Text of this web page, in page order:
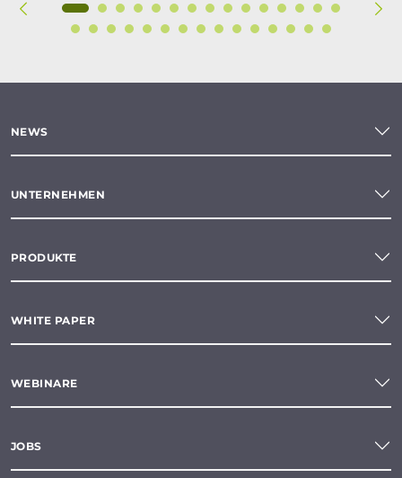
NEWS
UNTERNEHMEN
PRODUKTE
WHITE PAPER
WEBINARE
JOBS